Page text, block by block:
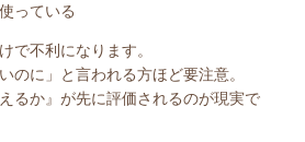
っている
で不利になります。
のに」と言われる方ほど要注意。
るか』が先に評価されるのが現実で